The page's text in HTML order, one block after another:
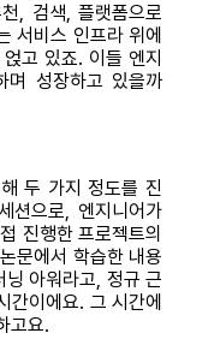
, 검색, 플랫폼으로
서비스 인프라 위에
고 있죠. 이들 엔지
며 성장하고 있을까
두 가지 정도를 진
션으로, 엔지니어가
진행한 프로젝트의
문에서 학습한 내용
아워라고, 정규 근
간이에요. 그 시간에
고요.